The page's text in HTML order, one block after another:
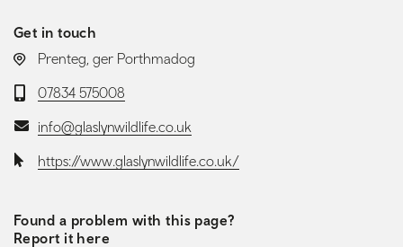
Get in touch
LOCATION:
Prenteg, ger Porthmadog
Telephone:
07834 575008
Email:info@glaslynwildlife.co.uk
Website:https://www.glaslynwildlife.co.uk/
Found a problem with this page?
Report it here